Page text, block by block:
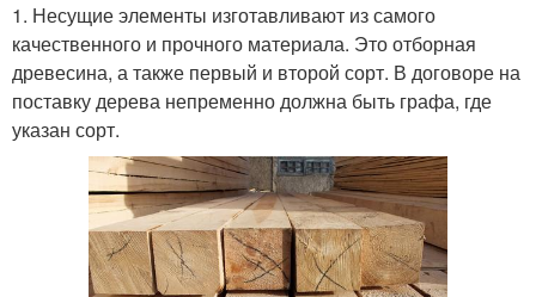
1. Несущие элементы изготавливают из самого
качественного и прочного материала. Это отборная
древесина, а также первый и второй сорт. В договоре на
поставку дерева непременно должна быть графа, где
указан сорт.